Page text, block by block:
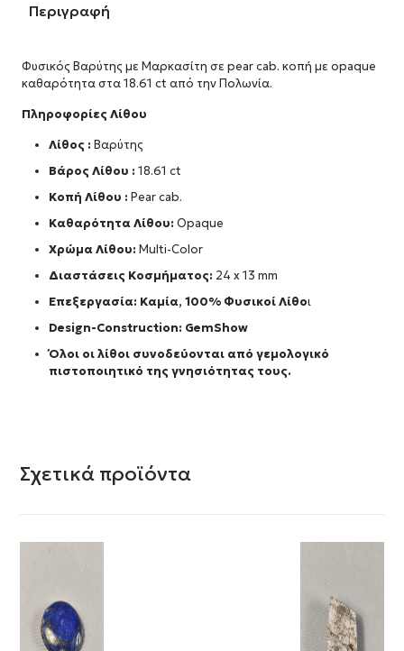
Περιγραφή
Φυσικός Βαρύτης με Μαρκασίτη σε pear cab. κοπή με opaque
καθαρότητα στα 18.61 ct από την Πολωνία.
Πληροφορίες Λίθου
Λίθος : Βαρύτης
Βάρος Λίθου :18.61 ct
Κοπή Λίθου :Pear cab.
Καθαρότητα Λίθου: Opaque
Χρώμα Λίθου:Multi-Color
Διαστάσεις Κοσμήματος: 24 x 13 mm
Επεξεργασία: Καμία, 100% Φυσικοί Λίθοι
Design-Construction: GemShow
Όλοι οι λίθοι συνοδεύονται από γεμολογικό
πιστοποιητικό της γνησιότητας τους.
Σχετικά προϊόντα